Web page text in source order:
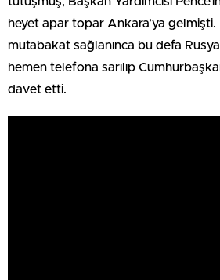
heyet apar topar Ankara’ya gelmişti.
mutabakat sağlanınca bu defa
hemen telefona sarılıp
davet etti.